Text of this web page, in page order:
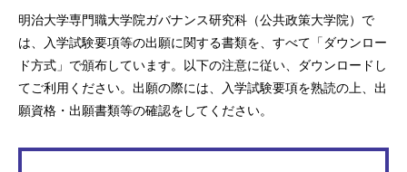
明治大学専門職大学院ガバナンス研究科（公共政策大学院）で
は、入学試験要項等の出願に関する書類を、すべて「ダウンロー
ド方式」で頒布しています。以下の注意に従い、ダウンロードし
てご利用ください。出願の際には、入学試験要項を熟読の上、出
願資格・出願書類等の確認をしてください。